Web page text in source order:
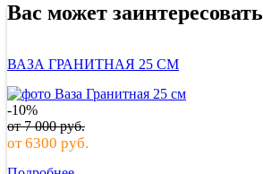
Вас может заинтересовать
ВАЗА ГРАНИТНАЯ 25 СМ
-10%
от7 000руб.
от6300 руб.